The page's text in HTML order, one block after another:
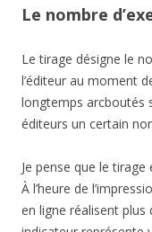
Le nombre
Le tirage désigne le
l’éditeur au moment
longtemps arcboutés
éditeurs un certain
Je pense que le
À l’heure de
en ligne réalisent plus